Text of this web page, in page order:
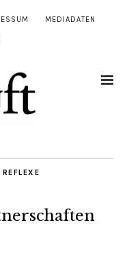
MEDIADATEN
REFLEXE